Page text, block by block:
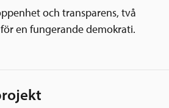
och transparens, två
en fungerande demokrati.